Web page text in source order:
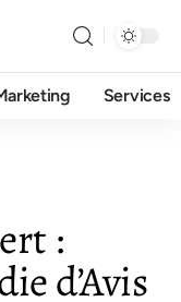
Services
:
d’Avis